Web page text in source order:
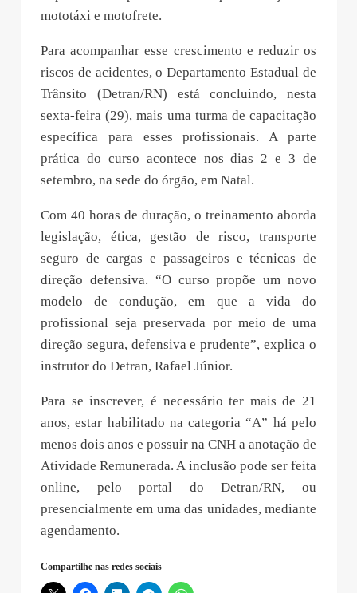
mototáxi e motofrete.
Para acompanhar esse crescimento e reduzir os
riscos de acidentes, o Departamento Estadual de
Trânsito (Detran/RN) está concluindo, nesta
sexta-feira (29), mais uma turma de capacitação
específica para esses profissionais. A parte
prática do curso acontece nos dias 2 e 3 de
setembro, na sede do órgão, em Natal.
Com 40 horas de duração, o treinamento aborda
legislação, ética, gestão de risco, transporte
seguro de cargas e passageiros e técnicas de
direção defensiva. “O curso propõe um novo
modelo de condução, em que a vida do
profissional seja preservada por meio de uma
direção segura, defensiva e prudente”, explica o
instrutor do Detran, Rafael Júnior.
Para se inscrever, é necessário ter mais de 21
anos, estar habilitado na categoria “A” há pelo
menos dois anos e possuir na CNH a anotação de
Atividade Remunerada. A inclusão pode ser feita
online, pelo portal do Detran/RN, ou
presencialmente em uma das unidades, mediante
agendamento.
Compartilhe nas redes sociais